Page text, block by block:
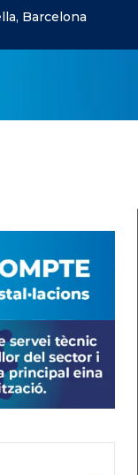
Barcelona